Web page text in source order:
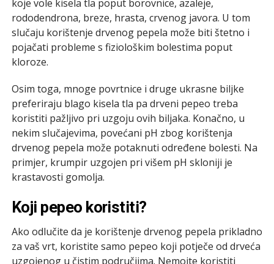
koje vole kisela tla poput borovnice, azaleje,
rododendrona, breze, hrasta, crvenog javora. U tom
slučaju korištenje drvenog pepela može biti štetno i
pojačati probleme s fiziološkim bolestima poput
kloroze.
Osim toga, mnoge povrtnice i druge ukrasne biljke
preferiraju blago kisela tla pa drveni pepeo treba
koristiti pažljivo pri uzgoju ovih biljaka. Konačno, u
nekim slučajevima, povećani pH zbog korištenja
drvenog pepela može potaknuti određene bolesti. Na
primjer, krumpir uzgojen pri višem pH skloniji je
krastavosti gomolja.
Koji pepeo koristiti?
Ako odlučite da je korištenje drvenog pepela prikladno
za vaš vrt, koristite samo pepeo koji potječe od drveća
uzgojenog u čistim područjima. Nemojte koristiti